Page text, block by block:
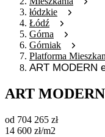
łódzkie
Łódź
Górna
Górniak
Platforma
ART MODERN
ART
od 704 265 zł
14 600 zł/m2